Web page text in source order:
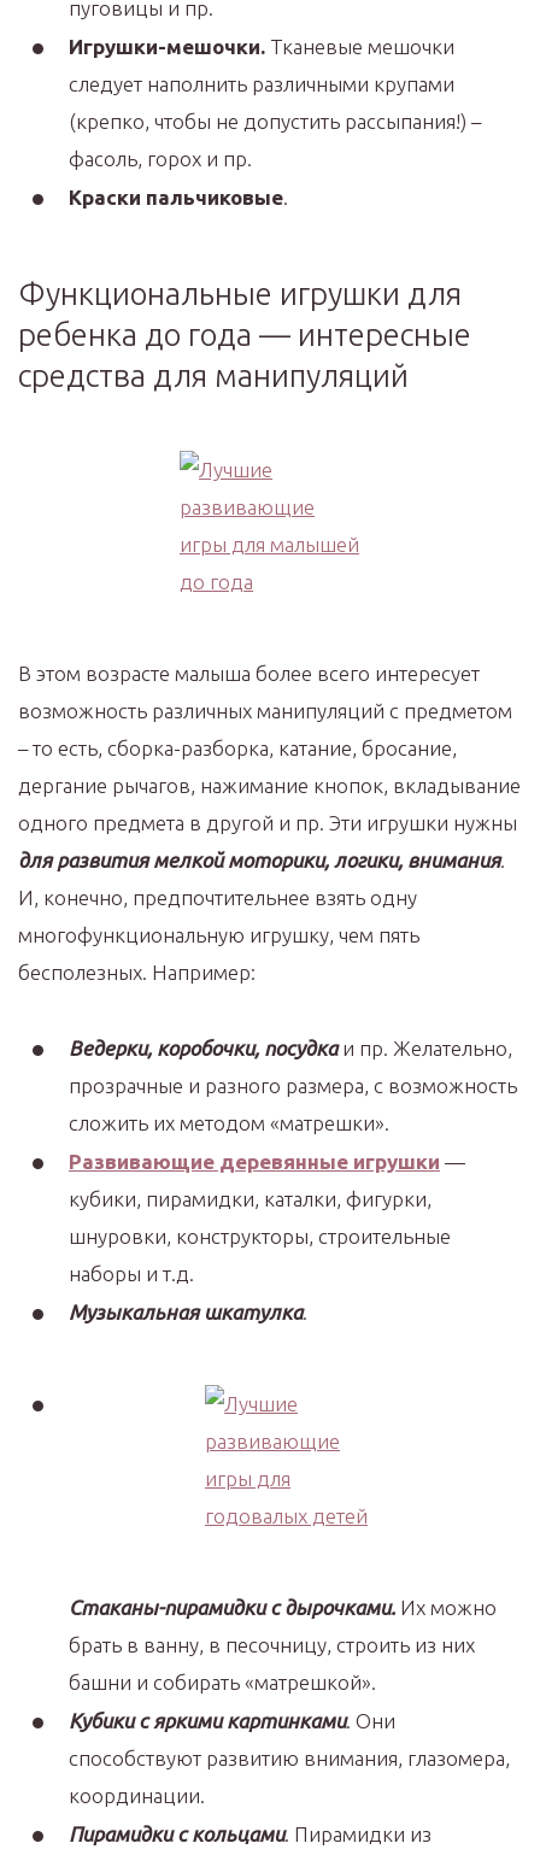
пуговицы и пр.
Игрушки-мешочки. Тканевые мешочки
следует наполнить различными крупами
(крепко, чтобы не допустить рассыпания!) –
фасоль, горох и пр.
Краски пальчиковые.
Функциональные игрушки для
ребенка до года — интересные
средства для манипуляций
В этом возрасте малыша более всего интересует
возможность различных манипуляций с предметом
– то есть, сборка-разборка, катание, бросание,
дергание рычагов, нажимание кнопок, вкладывание
одного предмета в другой и пр. Эти игрушки нужны
для развития мелкой моторики, логики, внимания.
И, конечно, предпочтительнее взять одну
многофункциональную игрушку, чем пять
бесполезных. Например:
Ведерки, коробочки, посудка и пр. Желательно,
прозрачные и разного размера, с возможность
сложить их методом «матрешки».
Развивающие деревянные игрушки —
кубики, пирамидки, каталки, фигурки,
шнуровки, конструкторы, строительные
наборы и т.д.
Музыкальная шкатулка.
Стаканы-пирамидки с дырочками. Их можно
брать в ванну, в песочницу, строить из них
башни и собирать «матрешкой».
Кубики с яркими картинками. Они
способствуют развитию внимания, глазомера,
координации.
Пирамидки с кольцами. Пирамидки из